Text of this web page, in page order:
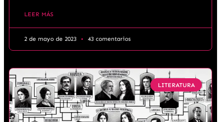
LEER MÁS
2 de mayo de 2023 43 comentarios
LITERATURA